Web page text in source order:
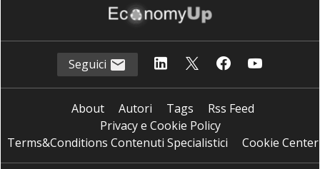
Seguici
About Autori Tags
Rss Feed
Privacy e Cookie Policy
Terms&Conditions Contenuti Specialistici
Cookie Center